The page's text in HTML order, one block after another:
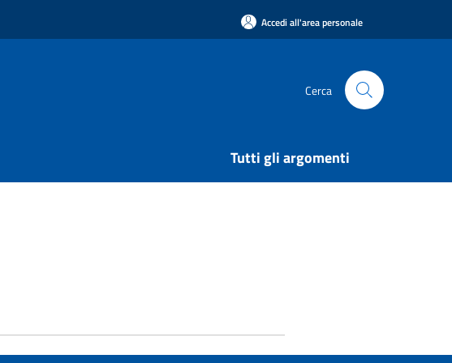
Accedi all'area personale
Cerca
Tutti gli argomenti